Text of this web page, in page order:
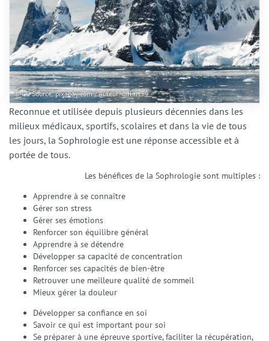
Accueil
Qui suis-je ?
Présentation
Mon accompagnement
Mes domaines d’intervention
Éthique et déontologie
Gestion du stress et anxiété
Émotions et Santé Émotionnelle
© CC Source: pixabay.com / Auteur: girlart39
Reconnue et utilisée depuis plusieurs décennies dans les
milieux médicaux, sportifs, scolaires et dans la vie de tous
les jours, la Sophrologie est une réponse accessible et à
portée de tous.
Les bénéfices de la Sophrologie sont multiples :
Apprendre à se connaître
Gérer son stress
Gérer ses émotions
Renforcer son équilibre général
Apprendre à se détendre
Développer sa capacité de concentration
Renforcer ses capacités de bien-être
Retrouver une meilleure qualité de sommeil
Mieux gérer la douleur
Développer sa confiance en soi
Savoir ce qui est important pour soi
Se préparer à une épreuve sportive, faciliter la récupération,